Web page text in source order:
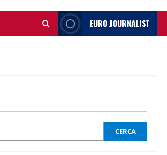
EURO JOURNALIST
CERCA